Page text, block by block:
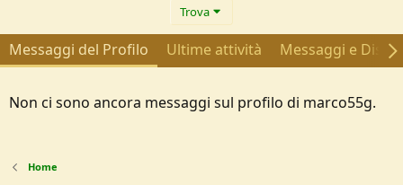
Trova
Messaggi del Profilo Ultime attività Messaggi e
Non ci sono ancora messaggi sul profilo di marco55g.
Home